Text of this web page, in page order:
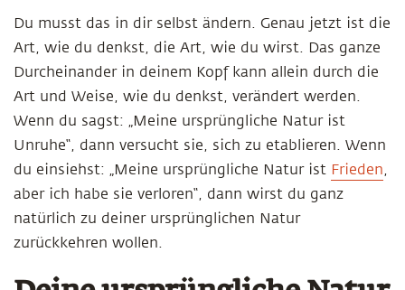
Du musst das in dir selbst ändern. Genau jetzt ist die
Art, wie du denkst, die Art, wie du wirst. Das ganze
Durcheinander in deinem Kopf kann allein durch die
Art und Weise, wie du denkst, verändert werden.
Wenn du sagst: „Meine ursprüngliche Natur ist
Unruhe“, dann versucht sie, sich zu etablieren. Wenn
du einsiehst: „Meine ursprüngliche Natur ist Frieden,
aber ich habe sie verloren“, dann wirst du ganz
natürlich zu deiner ursprünglichen Natur
zurückkehren wollen.